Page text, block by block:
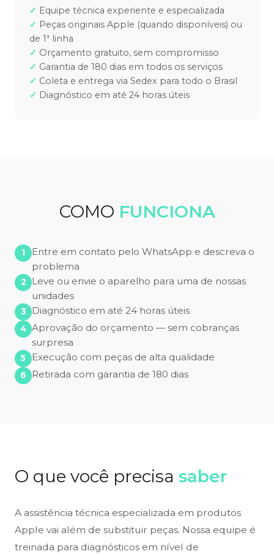
Equipe técnica experiente e especializada
Peças originais Apple (quando disponíveis) ou
de 1ª linha
Orçamento gratuito, sem compromisso
Garantia de 180 dias em todos os serviços
Coleta e entrega via Sedex para todo o Brasil
Diagnóstico em até 24 horas úteis
COMO FUNCIONA
Entre em contato pelo WhatsApp e descreva o
problema
Leve ou envie o aparelho para uma de nossas
unidades
Diagnóstico em até 24 horas úteis
Aprovação do orçamento — sem cobranças
surpresa
Execução com peças de alta qualidade
Retirada com garantia de 180 dias
O que você precisa saber
A assistência técnica especializada em produtos
Apple vai além de substituir peças. Nossa equipe é
treinada para diagnósticos em nível de